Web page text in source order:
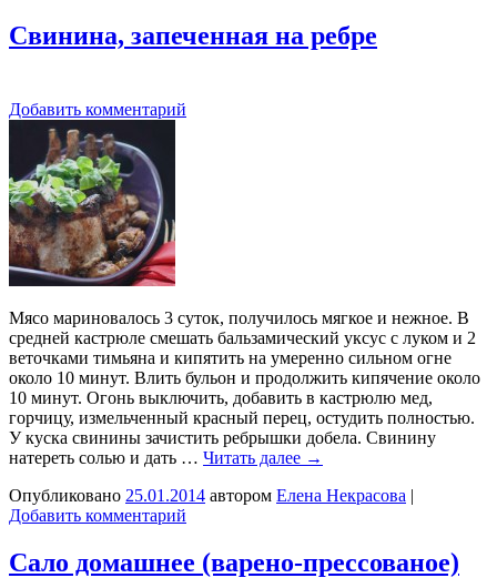
Свинина, запеченная на ребре
Добавить комментарий
Мясо мариновалось 3 суток, получилось мягкое и нежное. В
средней кастрюле смешать бальзамический уксус с луком и 2
веточками тимьяна и кипятить на умеренно сильном огне
около 10 минут. Влить бульон и продолжить кипячение около
10 минут. Огонь выключить, добавить в кастрюлю мед,
горчицу, измельченный красный перец, остудить полностью.
У куска свинины зачистить ребрышки добела. Свинину
натереть солью и дать … Читать далее →
Опубликовано 25.01.2014 автором Елена Некрасова |
Добавить комментарий
Сало домашнее (варено-прессованое)